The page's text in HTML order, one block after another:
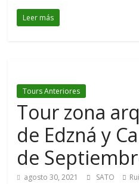
Leer más
Tours Anteriores
Tour zona
de Edzná y
de
agosto 30, 2021 SATO